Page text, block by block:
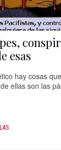
esas
hay cosas
ellas son las